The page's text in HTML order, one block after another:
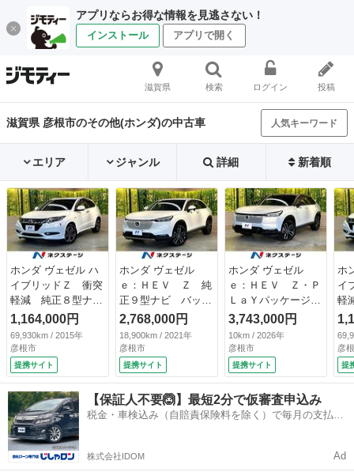
アプリならお得な情報を見逃さない！
インストール アプリで開く
滋賀県 検索 ログイン 投稿
滋賀県 彦根市のその他(ホンダ)の中古車 人気キーワード
エリア ジャンル 詳細 新着順
ホンダ ヴェゼル ハ
イブリッドＺ 衝突
軽減 純正８型ナ
ビ バックカメラ
クルーズコントロー
ル シートヒータ
ー ブレーキホール
ド 電子パーキン
グ ハーフレザー
ＬＥＤヘッド 純正
１７アルミ ドラレ
コ ＥＴＣ スマー
トキー 禁煙車
（車検整備付）
1,164,000円
69,930km / 2015年
彦根市
提携サイト
ホンダ ヴェゼル
ｅ：ＨＥＶ Ｚ 純
正９型ナビ バック
カメラ アダプティ
ブクルーズ クリア
ランスソナー ブラ
インドスポット シ
ートヒーター ステ
アリングヒーター
ハーフレザー ＬＥ
Ｄヘッド 純正１８
ラレコ 禁煙車
2,768,000円
18,900km / 2021年
彦根市
提携サイト
ホンダ ヴェゼル
ｅ：ＨＥＶ Ｚ・Ｐ
ＬａＹパッケージ
登録済未使用車 ガ
ラスルーフ 純正９
型ナビ 全周囲カメ
ラ クリアランスソ
ナー ＢＳＭ シー
トヒーター ステア
リングヒーター パ
ワーバックドア ハ
3,743,000円
10km / 2026年
彦根市
提携サイト
ホ
イ
軽
ビ
ク
ル
ー
ド
１
ト
彦
提
【保証人不要🙆】最短2分で仮審査申込み
税金・車検込み（自賠責保険料を除く）で毎月の支払額
株式会社IDOM Ad